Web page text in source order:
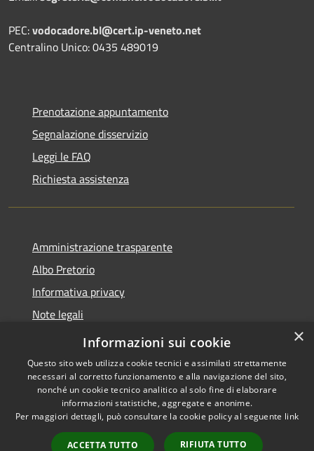
PEC:vodocadore.bl@cert.ip-veneto.net
Centralino Unico: 0435 489019
Prenotazione appuntamento
Segnalazione disservizio
Leggi le FAQ
Richiesta assistenza
Amministrazione trasparente
Albo Pretorio
Informativa privacy
Note legali
Dichiarazione di accessibilità
Accessibilità
Copyright © 2026 • Comune di
Vodo di Cadore • Powered by
Municipium•
Accesso
×
Informazioni sui cookie
Questo sito web utilizza cookie tecnici e assimilati strettamente
necessari al corretto funzionamento e alla navigazione del sito,
nonché un cookie tecnico analitico al solo fine di elaborare
informazioni statistiche, aggregate e anonime.
Per maggiori dettagli, può consultare la cookie policy al seguente link
ACCETTA TUTTO RIFIUTA TUTTO